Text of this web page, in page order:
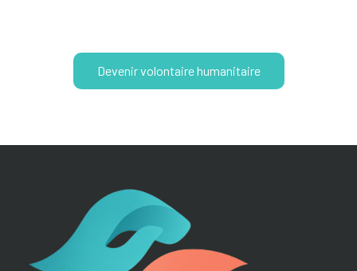
Devenir volontaire humanitaire